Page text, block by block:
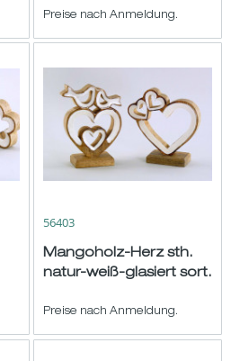
Preise nach Anmeldung.
56403
Mangoholz-Herz sth.
natur-weiß-glasiert sort.
Preise nach Anmeldung.